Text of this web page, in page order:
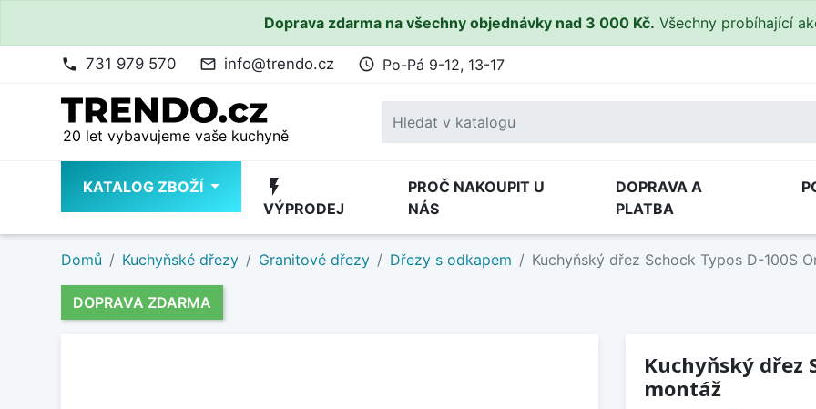
Doprava zdarma na všechny objednávky nad 3 000 Kč. Všechny probíhající
phone 731 979 570 mail_outline info@trendo.cz access_time Po-Pá 9-12, 13-17
20 let vybavujeme vaše kuchyně
KATALOG ZBOŽÍ flash_on
VÝPRODEJ
PROČ NAKOUPIT U
NÁS
DOPRAVA A
PLATBA
Domů Kuchyňské dřezy Granitové dřezy Dřezy s odkapem Kuchyňský dřez Schock Typos D-100S
DOPRAVA ZDARMA
Kuchyňský dřez
montáž